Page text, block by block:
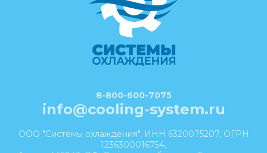
8-800-600-7075
info@cooling-system.ru
ООО "Системы охлаждения", ИНН 6320075207, ОГРН
1236300016754,